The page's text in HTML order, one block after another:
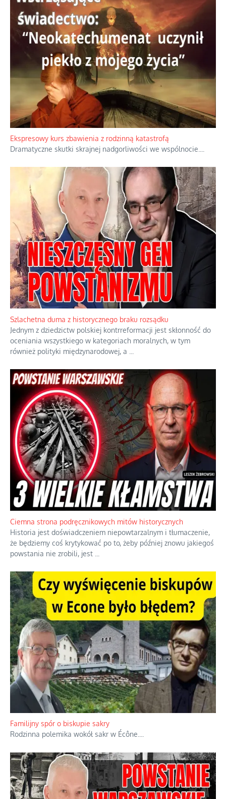
Niewygodne kulisy alpejskiego objawienia
Watykan woli skupiać się na łagodnym wizerunku Maryi,
ukrywając przed światem pełną i bardziej surową treść jej
orędzia....
Ekspresowy kurs zbawienia z rodzinną katastrofą
Dramatyczne skutki skrajnej nadgorliwości we wspólnocie.
Szlachetna duma z historycznego braku rozsądku
Jednym z dziedzictw polskiej kontrreformacji jest skłonność do
oceniania wszystkiego w kategoriach moralnych, w tym
również polityki międzynarodowej, a...
Ciemna strona podręcznikowych mitów historycznych
Historia jest doświadczeniem niepowtarzalnym i tłumaczenie,
że będziemy coś krytykować po to, żeby później znowu jakiegoś
powstania nie zrobili, jest...